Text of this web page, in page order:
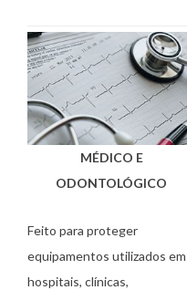
MÉDICO E
ODONTOLÓGICO
Feito para proteger
equipamentos utilizados em
hospitais, clínicas,